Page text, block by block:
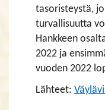
tasoristeystä,
turvallisuutta
Hankkeen
2022 ja
vuoden 2022
Lähteet: